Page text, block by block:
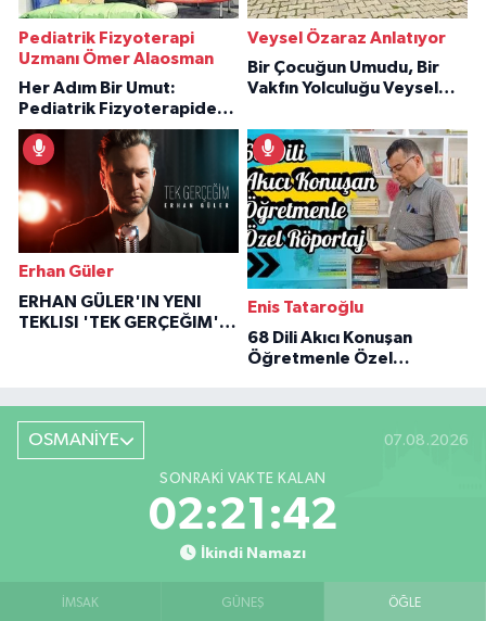
Pediatrik Fizyoterapi
Uzmanı Ömer Alaosman
Her Adım Bir Umut:
Pediatrik Fizyoterapiden
İlham Veren Hikâyeler
Veysel Özaraz Anlatıyor
Bir Çocuğun Umudu, Bir
Vakfın Yolculuğu Veysel
Erhan Güler
ERHAN GÜLER'IN YENI
TEKLISI 'TEK GERÇEĞIM'LE
Enis Tataroğlu
68 Dili Akıcı Konuşan
Öğretmenle Özel
OSMANİYE 07.08.2026
SONRAKI VAKTE KALAN
02:21:41
İkindi Namazı
İMSAK GÜNEŞ ÖĞLE